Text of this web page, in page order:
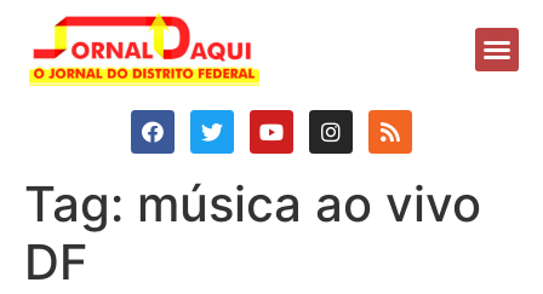
Tag: música ao vivo
DF